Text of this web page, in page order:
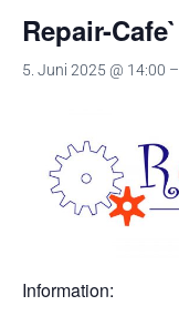
Repair-Cafe`
5. Juni 2025 @ 14:00 –
Information: